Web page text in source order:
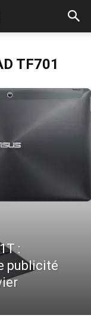
TF701
:
publicité